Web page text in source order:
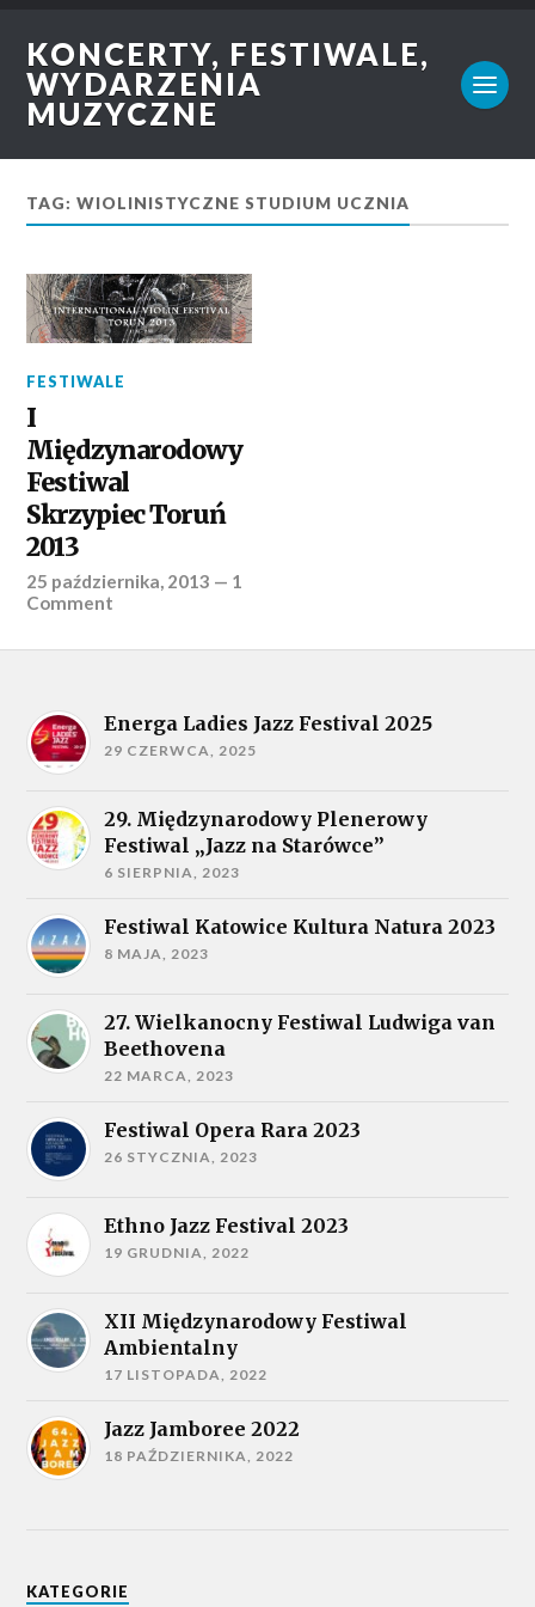
KONCERTY, FESTIWALE,
WYDARZENIA
MUZYCZNE
TAG: WIOLINISTYCZNE STUDIUM UCZNIA
FESTIWALE
I
Międzynarodowy
Festiwal
Skrzypiec Toruń
2013
25 października, 2013 — 1
Comment
Energa Ladies Jazz Festival 2025
29 CZERWCA, 2025
29. Międzynarodowy Plenerowy
Festiwal „Jazz na Starówce”
6 SIERPNIA, 2023
Festiwal Katowice Kultura Natura 2023
8 MAJA, 2023
27. Wielkanocny Festiwal Ludwiga van
Beethovena
22 MARCA, 2023
Festiwal Opera Rara 2023
26 STYCZNIA, 2023
Ethno Jazz Festival 2023
19 GRUDNIA, 2022
XII Międzynarodowy Festiwal
Ambientalny
17 LISTOPADA, 2022
Jazz Jamboree 2022
18 PAŹDZIERNIKA, 2022
KATEGORIE